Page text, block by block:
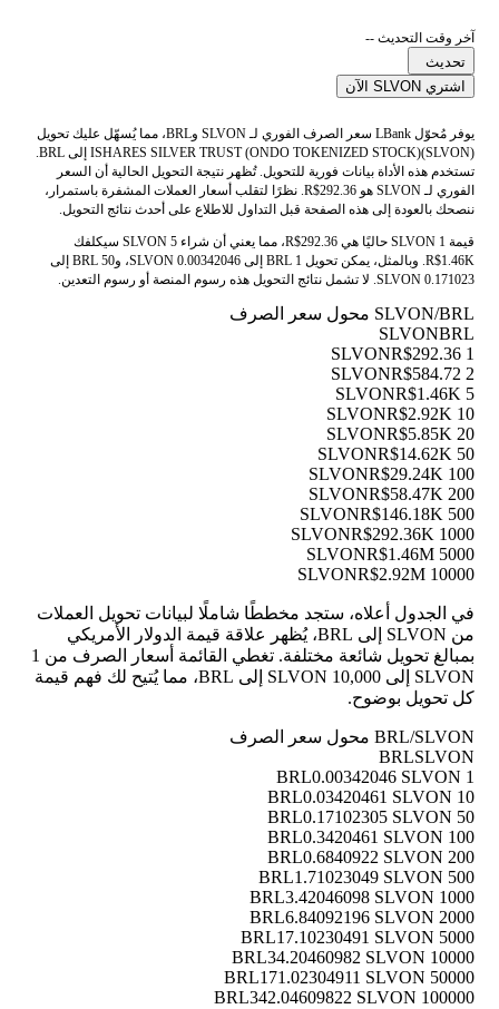
آخر وقت التحديث --
تحديث
اشتري SLVON الآن
يوفر مُحوّل LBank سعر الصرف الفوري لـ SLVON وBRL، مما يُسهّل عليك تحويل
ISHARES SILVER TRUST (ONDO TOKENIZED STOCK)(SLVON) إلى BRL.
تستخدم هذه الأداة بيانات فورية للتحويل. تُظهر نتيجة التحويل الحالية أن السعر
الفوري لـ SLVON هو R$292.36. نظرًا لتقلب أسعار العملات المشفرة باستمرار،
ننصحك بالعودة إلى هذه الصفحة قبل التداول للاطلاع على أحدث نتائج التحويل.
قيمة 1 SLVON حاليًا هي R$292.36، مما يعني أن شراء 5 SLVON سيكلفك
R$1.46K. وبالمثل، يمكن تحويل 1 BRL إلى 0.00342046 SLVON، و50 BRL إلى
0.171023 SLVON. لا تشمل نتائج التحويل هذه رسوم المنصة أو رسوم التعدين.
SLVON/BRL محول سعر الصرف
SLVONBRL
1 SLVON
R$292.36
2 SLVON
R$584.72
5 SLVON
R$1.46K
10 SLVON
R$2.92K
20 SLVON
R$5.85K
50 SLVON
R$14.62K
100 SLVON
R$29.24K
200 SLVON
R$58.47K
500 SLVON
R$146.18K
1000 SLVON
R$292.36K
5000 SLVON
R$1.46M
10000 SLVON
R$2.92M
في الجدول أعلاه، ستجد مخططًا شاملًا لبيانات تحويل العملات
من SLVON إلى BRL، يُظهر علاقة قيمة الدولار الأمريكي
بمبالغ تحويل شائعة مختلفة. تغطي القائمة أسعار الصرف من 1
SLVON إلى 10,000 SLVON إلى BRL، مما يُتيح لك فهم قيمة
كل تحويل بوضوح.
BRL/SLVON محول سعر الصرف
BRLSLVON
1 BRL
0.00342046 SLVON
10 BRL
0.03420461 SLVON
50 BRL
0.17102305 SLVON
100 BRL
0.3420461 SLVON
200 BRL
0.6840922 SLVON
500 BRL
1.71023049 SLVON
1000 BRL
3.42046098 SLVON
2000 BRL
6.84092196 SLVON
5000 BRL
17.10230491 SLVON
10000 BRL
34.20460982 SLVON
50000 BRL
171.02304911 SLVON
100000 BRL
342.04609822 SLVON